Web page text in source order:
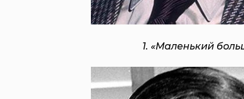
1. «Маленький